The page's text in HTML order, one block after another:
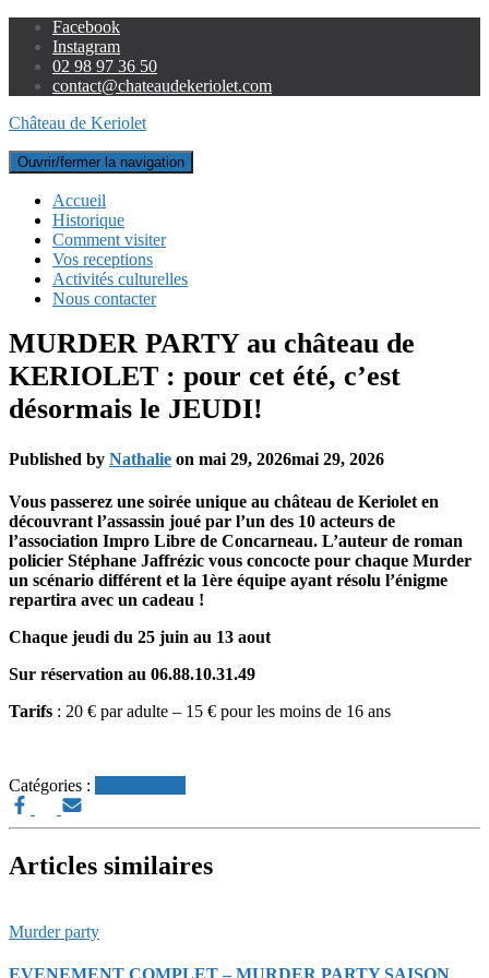
Facebook
Instagram
02 98 97 36 50
contact@chateaudekeriolet.com
Château de Keriolet
Ouvrir/fermer la navigation
Accueil
Historique
Comment visiter
Vos receptions
Activités culturelles
Nous contacter
MURDER PARTY au château de
KERIOLET : pour cet été, c’est
désormais le JEUDI!
Published by Nathalie on mai 29, 2026mai 29, 2026
Vous passerez une soirée unique au château de Keriolet en
découvrant l’assassin joué par l’un des 10 acteurs de
l’association Impro Libre de Concarneau. L’auteur de roman
policier Stéphane Jaffrézic vous concocte pour chaque Murder
un scénario différent et la 1ère équipe ayant résolu l’énigme
repartira avec un cadeau !
Chaque jeudi du 25 juin au 13 aout
Sur réservation au 06.88.10.31.49
Tarifs : 20 € par adulte – 15 € pour les moins de 16 ans
Catégories :
Articles similaires
Murder party
EVENEMENT COMPLET – MURDER PARTY SAISON